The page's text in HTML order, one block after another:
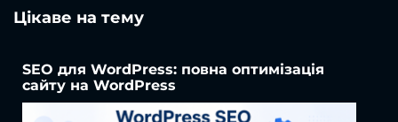
Цікаве на тему
SEO для WordPress: повна оптимізація
сайту на WordPress